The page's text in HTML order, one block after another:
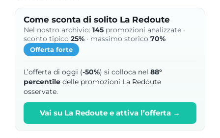
Come sconta di solito La Redoute
Nel nostro archivio: 145 promozioni analizzate ·
sconto tipico 25% · massimo storico 70%
Offerta forte
L’offerta di oggi (-50%) si colloca nel 88°
percentile delle promozioni La Redoute
osservate.
Vai su La Redoute e attiva l’offerta →